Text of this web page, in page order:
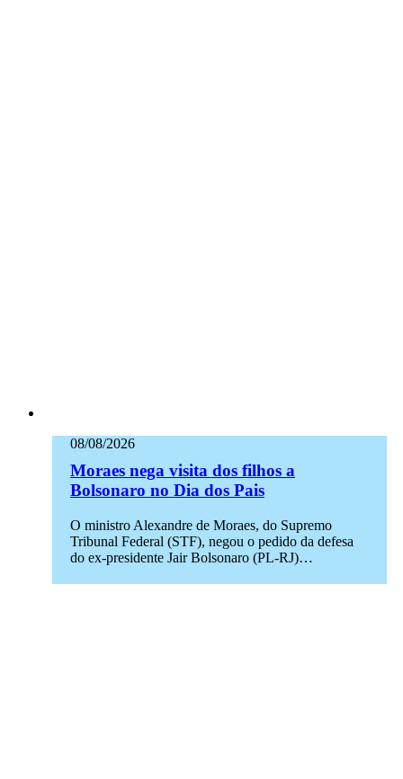
08/08/2026
Moraes nega visita dos filhos a
Bolsonaro no Dia dos Pais
O ministro Alexandre de Moraes, do Supremo
Tribunal Federal (STF), negou o pedido da defesa
do ex-presidente Jair Bolsonaro (PL-RJ)…